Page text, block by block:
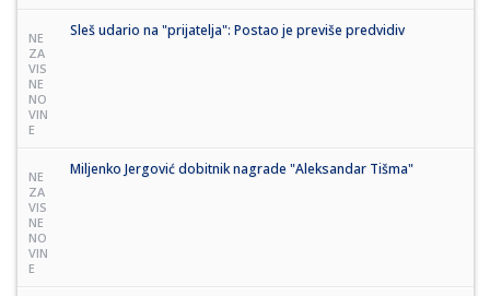
NE
ZA
VIS
NE
NO
VIN
E
Sleš udario na "prijatelja": Postao je previše predvidiv
NE
ZA
VIS
NE
NO
VIN
E
Miljenko Jergović dobitnik nagrade "Aleksandar Tišma"